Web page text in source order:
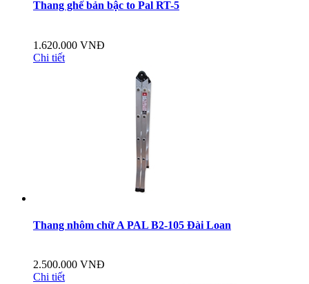
Thang ghế bản bậc to Pal RT-5
1.620.000 VNĐ
Chi tiết
Thang nhôm chữ A PAL B2-105 Đài Loan
2.500.000 VNĐ
Chi tiết